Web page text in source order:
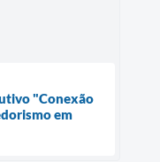
"Conexão
em